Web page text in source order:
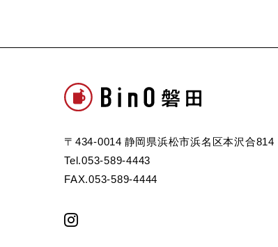
〒434-0014 静岡県浜松市浜名区本沢合814
Tel.053-589-4443
FAX.053-589-4444